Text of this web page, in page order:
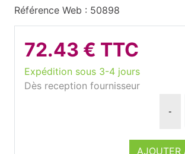
Référence Web : 50898
72.43 € TTC
Expédition sous 3-4 jours
Dès reception fournisseur
-
AJOUTER